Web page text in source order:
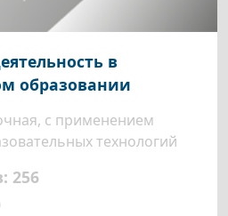
в
образовании
с применением
технологий
256